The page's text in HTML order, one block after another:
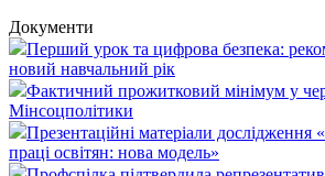
Документи
Перший урок та цифрова безпека:
новий навчальний рік
Фактичний прожитковий мінімум у
Мінсоцполітики
Презентаційні матеріали дослідження
праці освітян: нова модель»